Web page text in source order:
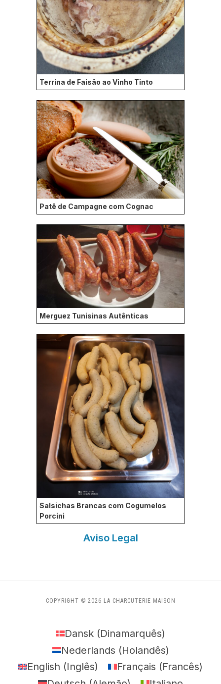
Terrina de Faisão ao Vinho Tinto
Patê de Campagne com Cognac
Merguez Tunisinas Autênticas
Salsichas Brancas com Cogumelos
Porcini
Aviso Legal
COPYRIGHT © 2026 LA CHARCUTERIE MAISON
Dansk (Dinamarquês)
Nederlands (Holandês)
English (Inglês) Français (Francês)